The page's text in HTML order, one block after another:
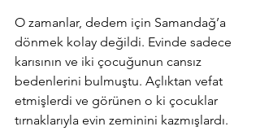
O zamanlar, dedem için Samandağ’a
dönmek kolay değildi. Evinde sadece
karısının ve iki çocuğunun cansız
bedenlerini bulmuştu. Açlıktan vefat
etmişlerdi ve görünen o ki çocuklar
tırnaklarıyla evin zeminini kazmışlardı.